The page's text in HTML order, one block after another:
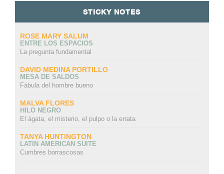
STICKY NOTES
ROSE MARY SALUM
ENTRE LOS ESPACIOS
La pregunta fundamental
DAVID MEDINA PORTILLO
MESA DE SALDOS
Fábula del hombre bueno
MALVA FLORES
HILO NEGRO
El ágata, el misterio, el pulpo o la errata
TANYA HUNTINGTON
LATIN AMERICAN SUITE
Cumbres borrascosas